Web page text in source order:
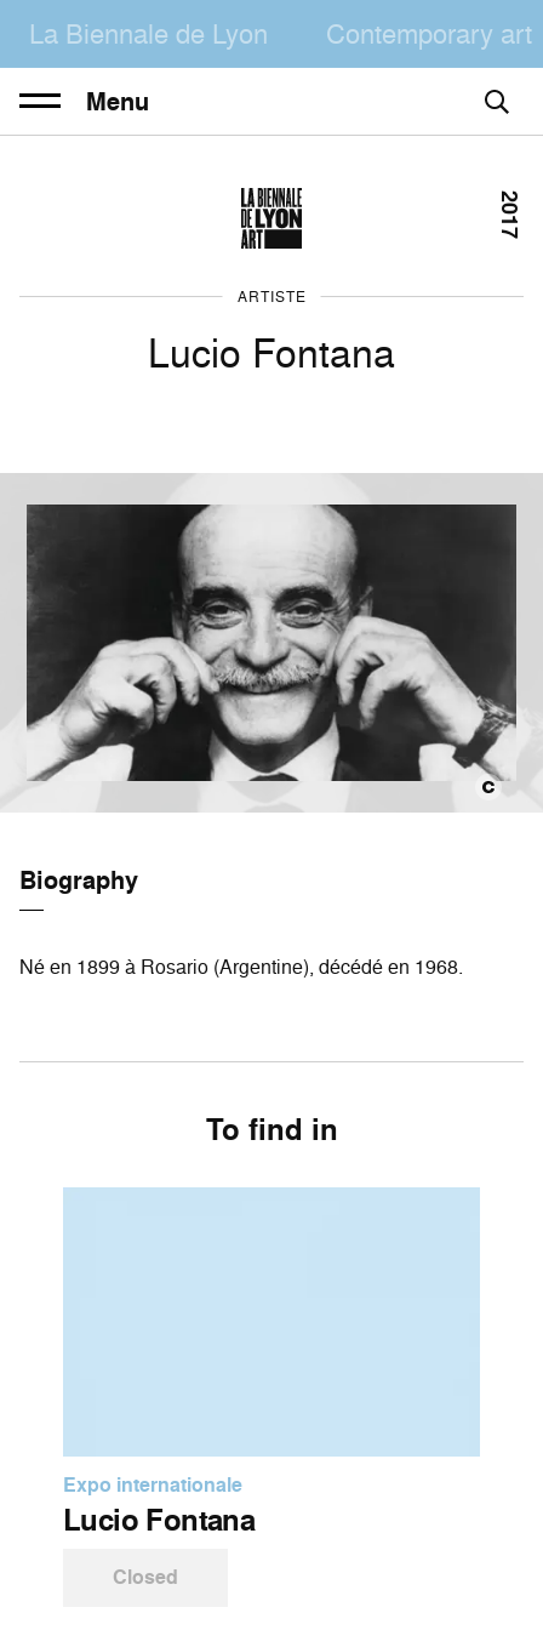
La Biennale de Lyon Contemporary art
Menu
ARTISTE
Lucio Fontana
2017
Biography
Né en 1899 à Rosario (Argentine), décédé en 1968.
To find in
Expo internationale
Lucio Fontana
Closed